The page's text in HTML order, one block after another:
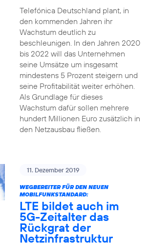
Telefónica Deutschland plant, in
den kommenden Jahren ihr
Wachstum deutlich zu
beschleunigen. In den Jahren 2020
bis 2022 will das Unternehmen
seine Umsätze um insgesamt
mindestens 5 Prozent steigern und
seine Profitabilität weiter erhöhen.
Als Grundlage für dieses
Wachstum dafür sollen mehrere
hundert Millionen Euro zusätzlich in
den Netzausbau fließen.
11. Dezember 2019
WEGBEREITER FÜR DEN NEUEN
MOBILFUNKSTANDARD:
LTE bildet auch im
5G-Zeitalter das
Rückgrat der
Netzinfrastruktur